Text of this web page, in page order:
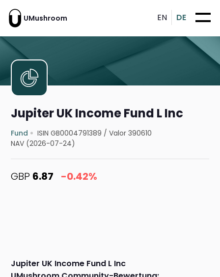
UMushroom EN DE
Jupiter UK Income Fund L Inc
Fund ISIN GB0004791389 /Valor 390610
NAV (2026-07-24)
GBP 6.87 -0.42%
Jupiter UK Income Fund L Inc